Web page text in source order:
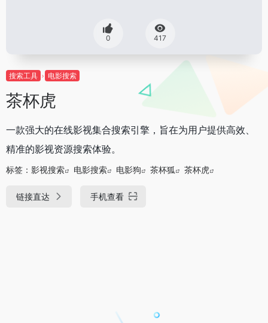
0 417
搜索工具 电影搜索
茶杯虎
一款强大的在线影视集合搜索引擎，旨在为用户提供高效、
精准的影视资源搜索体验。
标签： 影视搜索 电影搜索 电影狗 茶杯狐 茶杯虎
链接直达 手机查看